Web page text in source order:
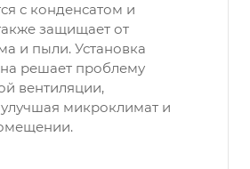
с конденсатом и
защищает от
и пыли. Установка
решает проблему
вентиляции,
микроклимат и